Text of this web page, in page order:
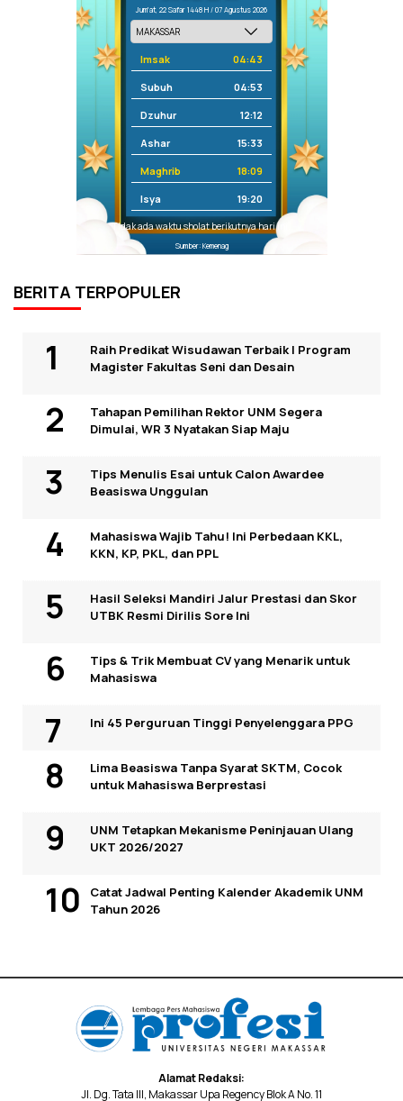
Jum'at, 22 Safar 1448 H / 07 Agustus 2026
Imsak 04:43
Subuh 04:53
Dzuhur 12:12
Ashar 15:33
Maghrib 18:09
Isya 19:20
Tidak ada waktu sholat berikutnya hari ini.
Sumber: Kemenag
BERITA TERPOPULER
Raih Predikat Wisudawan Terbaik I Program
Magister Fakultas Seni dan Desain
Tahapan Pemilihan Rektor UNM Segera
Dimulai, WR 3 Nyatakan Siap Maju
Tips Menulis Esai untuk Calon Awardee
Beasiswa Unggulan
Mahasiswa Wajib Tahu! Ini Perbedaan KKL,
KKN, KP, PKL, dan PPL
Hasil Seleksi Mandiri Jalur Prestasi dan Skor
UTBK Resmi Dirilis Sore Ini
Tips & Trik Membuat CV yang Menarik untuk
Mahasiswa
Ini 45 Perguruan Tinggi Penyelenggara PPG
Lima Beasiswa Tanpa Syarat SKTM, Cocok
untuk Mahasiswa Berprestasi
UNM Tetapkan Mekanisme Peninjauan Ulang
UKT 2026/2027
Catat Jadwal Penting Kalender Akademik UNM
Tahun 2026
Alamat Redaksi:
Jl. Dg. Tata III, Makassar Upa Regency Blok A No. 11